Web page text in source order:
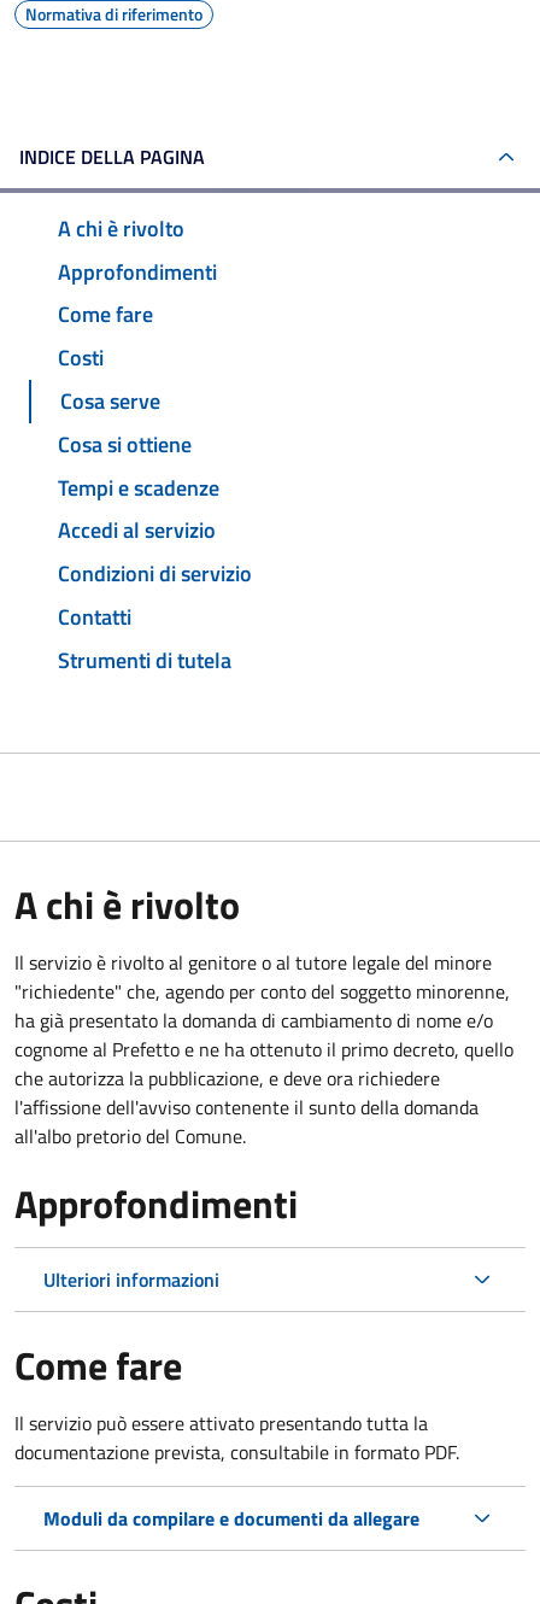
Normativa di riferimento
INDICE DELLA PAGINA
A chi è rivolto
Approfondimenti
Come fare
Costi
Cosa serve
Cosa si ottiene
Tempi e scadenze
Accedi al servizio
Condizioni di servizio
Contatti
Strumenti di tutela
A chi è rivolto
Il servizio è rivolto al genitore o al tutore legale del minore
"richiedente" che, agendo per conto del soggetto minorenne,
ha già presentato la domanda di cambiamento di nome e/o
cognome al Prefetto e ne ha ottenuto il primo decreto, quello
che autorizza la pubblicazione, e deve ora richiedere
l'affissione dell'avviso contenente il sunto della domanda
all'albo pretorio del Comune.
Approfondimenti
Ulteriori informazioni
Come fare
Il servizio può essere attivato presentando tutta la
documentazione prevista, consultabile in formato PDF.
Moduli da compilare e documenti da allegare